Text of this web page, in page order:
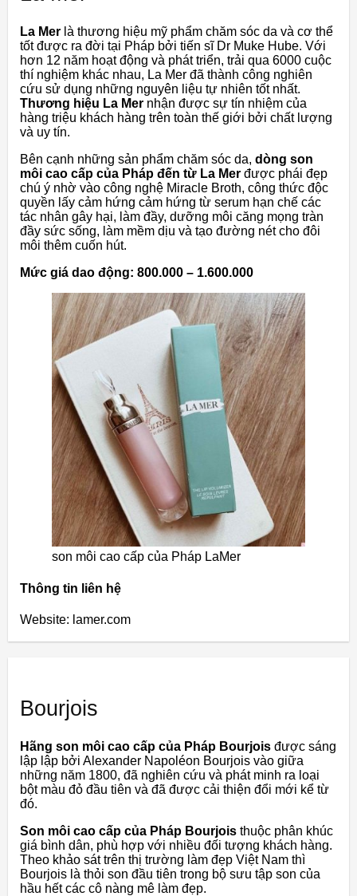
La Mer là thương hiệu mỹ phẩm chăm sóc da và cơ thể
tốt được ra đời tại Pháp bởi tiến sĩ Dr Muke Hube. Với
hơn 12 năm hoạt động và phát triển, trải qua 6000 cuộc
thí nghiệm khác nhau, La Mer đã thành công nghiên
cứu sử dụng những nguyên liệu tự nhiên tốt nhất.
Thương hiệu La Mer nhận được sự tín nhiệm của
hàng triệu khách hàng trên toàn thế giới bởi chất lượng
và uy tín.
Bên cạnh những sản phẩm chăm sóc da, dòng son
môi cao cấp của Pháp đến từ La Mer được phái đẹp
chú ý nhờ vào công nghệ Miracle Broth, công thức độc
quyền lấy cảm hứng cảm hứng từ serum hạn chế các
tác nhân gây hại, làm đầy, dưỡng môi căng mọng tràn
đầy sức sống, làm mềm dịu và tạo đường nét cho đôi
môi thêm cuốn hút.
Mức giá dao động: 800.000 – 1.600.000
son môi cao cấp của Pháp LaMer
Thông tin liên hệ
Website: lamer.com
Bourjois
Hãng son môi cao cấp của Pháp Bourjois được sáng
lập lập bởi Alexander Napoléon Bourjois vào giữa
những năm 1800, đã nghiên cứu và phát minh ra loại
bột màu đỏ đầu tiên và đã được cải thiện đổi mới kể từ
đó.
Son môi cao cấp của Pháp Bourjois thuộc phân khúc
giá bình dân, phù hợp với nhiều đối tượng khách hàng.
Theo khảo sát trên thị trường làm đẹp Việt Nam thì
Bourjois là thỏi son đầu tiên trong bộ sưu tập son của
hầu hết các cô nàng mê làm đẹp.